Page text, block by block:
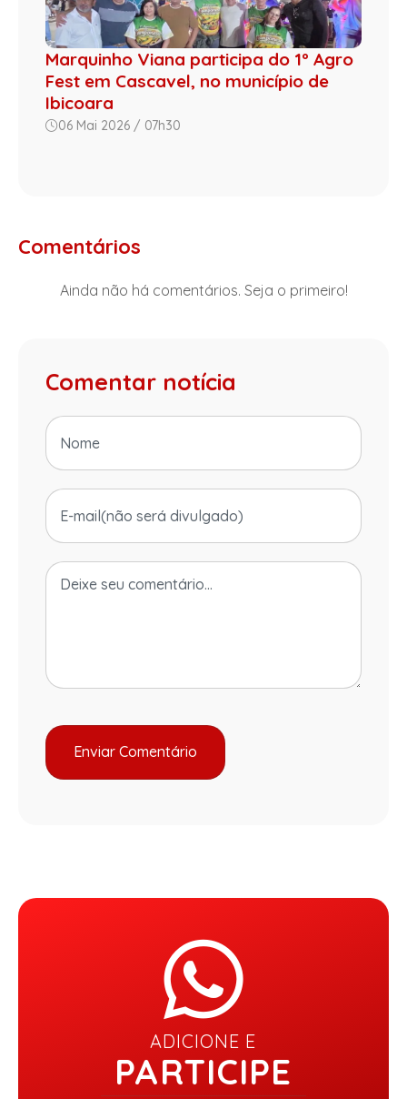
Marquinho Viana participa do 1º Agro
Fest em Cascavel, no município de
Ibicoara
06 Mai 2026 / 07h30
Comentários
Ainda não há comentários. Seja o primeiro!
Comentar notícia
ADICIONE E
PARTICIPE